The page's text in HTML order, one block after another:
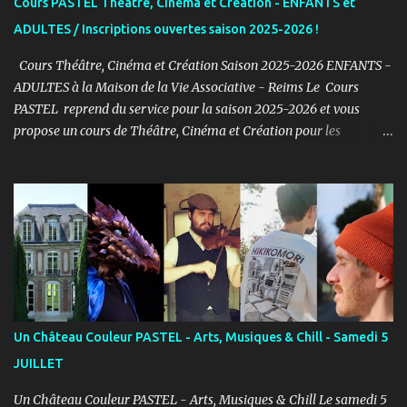
ADULTES / Inscriptions ouvertes saison 2025-2026 !
Cours Théâtre, Cinéma et Création Saison 2025-2026 ENFANTS -
ADULTES à la Maison de la Vie Associative - Reims Le Cours
PASTEL reprend du service pour la saison 2025-2026 et vous
propose un cours de Théâtre, Cinéma et Création pour les
d’élèves au Studio PASTEL anciennement, le Cours PASTEL revient
à la Maison de la Vie Associative dans une salle de 150m2 pour
pratiquer confortablement avec des élèves passionnés et curieux
d’apprendre. COURS ENFANTS Notre volonté : permettre
l'épanouissement de l'enfant à travers cet art, qu'il puisse s'exprimer
et prendre confiance en lui en prenant du plaisir dans un cadre
bienveillant. PROGRAMME ENFANTS : Pendant le 1er semestre, les
enfants découvriront le jeu d’acteur théâtre et cinéma à travers des
exercices d’improvisation, émotionnels, de concentration, d’écoute,
d...
Un Château Couleur PASTEL - Arts, Musiques & Chill - Samedi 5
JUILLET
Un Château Couleur PASTEL - Arts, Musiques & Chill Le samedi 5